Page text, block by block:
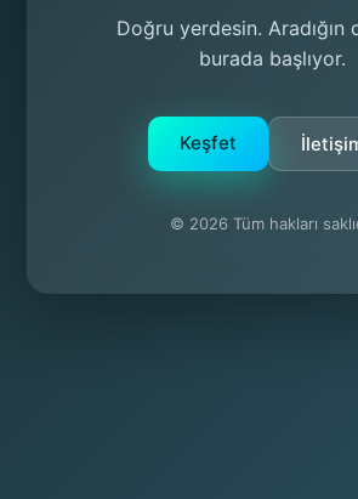
Doğru yerdesin. Aradığın
burada başlıyor.
Keşfet
© 2026 Tüm hakları